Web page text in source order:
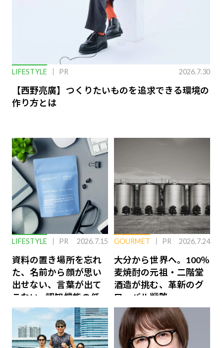
LIFESTYLE PR 2026.7.30
【西野亮廣】つくりたいものを追求できる環境の
作り方とは
LIFESTYLE PR 2026.7.15
資料の置き場所を忘れ
た、名前から顔が思い
出せない、言葉が出て
こない…認知機能の低
下を救う、脳のインナ
ーケアとは
GOURMET PR 2026.7.24
大分から世界へ。100％
麦焼酎の元祖・二階堂
酒造が挑む、革新のグ
ローバル戦略